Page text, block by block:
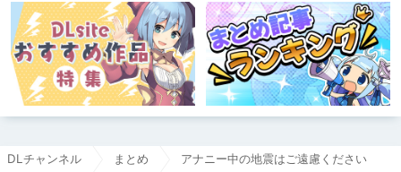
DLチャンネル まとめ アナニー中の地震はご遠慮ください